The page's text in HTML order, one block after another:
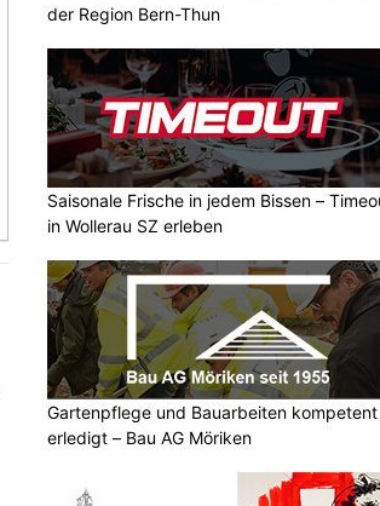
der Region Bern-Thun
Saisonale Frische in jedem Bissen –
in Wollerau SZ erleben
Gartenpflege und Bauarbeiten kompetent
erledigt – Bau AG Möriken